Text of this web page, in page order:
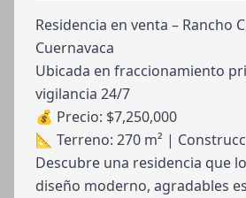
Residencia en venta – Rancho
Cuernavaca
Ubicada en fraccionamiento
vigilancia 24/7
💰 Precio: $7,250,000
📐 Terreno: 270 m² |
Descubre una residencia que
diseño moderno, agradables